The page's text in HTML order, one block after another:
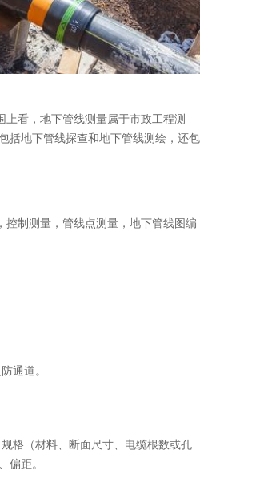
看，地下管线测量属于市政工程测
括地下管线探查和地下管线测绘，还包
制测量，管线点测量，地下管线图编
通道。
格（材料、断面尺寸、电缆根数或孔
偏距。